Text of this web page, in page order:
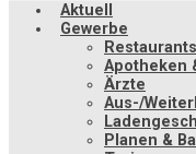
Aktuell
Gewerbe
Restaurants
Apotheken
Ärzte
Aus-/
Planen &